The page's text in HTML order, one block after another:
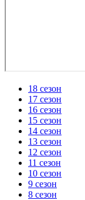
18 сезон
17 сезон
16 сезон
15 сезон
14 сезон
13 сезон
12 сезон
11 сезон
10 сезон
9 сезон
8 сезон